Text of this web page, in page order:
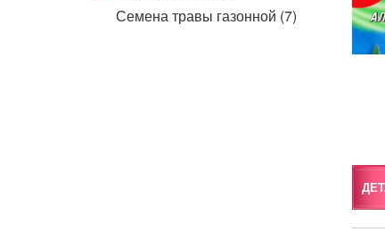
Семена травы газонной (7)